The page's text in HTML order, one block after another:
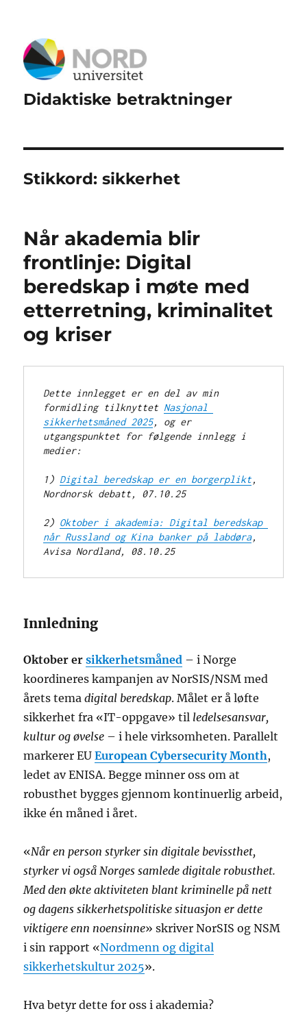
Didaktiske betraktninger
Stikkord:sikkerhet
Når akademia blir
frontlinje: Digital
beredskap i møte med
etterretning, kriminalitet
og kriser
Dette innlegget er en del av min
formidling tilknyttet Nasjonal
sikkerhetsmåned 2025, og er
utgangspunktet for følgende innlegg i
medier:
1) Digital beredskap er en borgerplikt,
Nordnorsk debatt, 07.10.25
2) Oktober i akademia: Digital beredskap
når Russland og Kina banker på labdøra,
Avisa Nordland, 08.10.25
Innledning
Oktober ersikkerhetsmåned – i Norge
koordineres kampanjen av NorSIS/NSM med
årets temadigital beredskap. Målet er å løfte
sikkerhet fra «IT-oppgave» til ledelsesansvar,
kultur og øvelse – i hele virksomheten. Parallelt
markerer EUEuropean Cybersecurity Month,
ledet av ENISA. Begge minner oss om at
robusthet bygges gjennom kontinuerlig arbeid,
ikke én måned i året.
«Når en person styrker sin digitale bevissthet,
styrker vi også Norges samlede digitale robusthet.
Med den økte aktiviteten blant kriminelle på nett
og dagens sikkerhetspolitiske situasjon er dette
viktigere enn noensinne» skriver NorSIS og NSM
i sin rapport «Nordmenn og digital
sikkerhetskultur 2025».
Hva betyr dette for oss i akademia?